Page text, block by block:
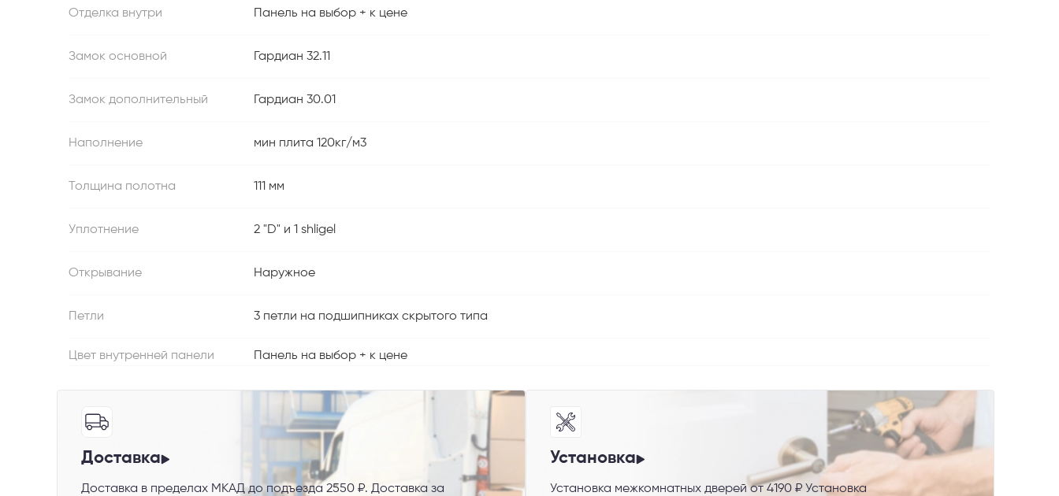
Отделка внутри Панель на выбор + к цене
Замок основной Гардиан 32.11
Замок дополнительный Гардиан 30.01
Наполнение мин плита 120кг/м3
Толщина полотна 111 мм
Уплотнение 2 "D" и 1 shligel
Открывание Наружное
Петли 3 петли на подшипниках скрытого типа
Цвет внутренней панели Панель на выбор + к цене
Доставка
Доставка в пределах МКАД до подъезда 2550 ₽. Доставка за
Установка
Установка межкомнатных дверей от 4190 ₽ Установка